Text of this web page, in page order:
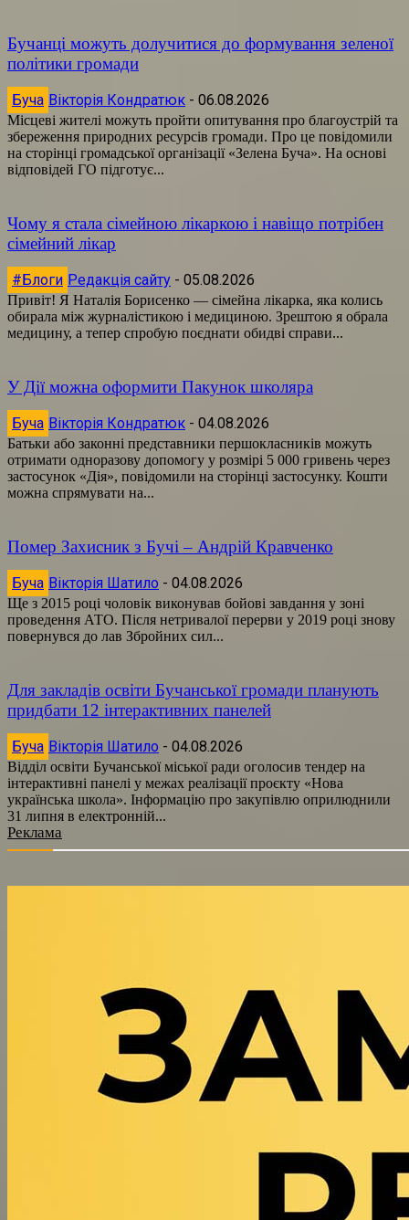
Бучанці можуть долучитися до формування зеленої
політики громади
Буча Вікторія Кондратюк - 06.08.2026
Місцеві жителі можуть пройти опитування про благоустрій та
збереження природних ресурсів громади. Про це повідомили
на сторінці громадської організації «Зелена Буча». На основі
відповідей ГО підготує...
Чому я стала сімейною лікаркою і навіщо потрібен
сімейний лікар
#Блоги Редакція сайту - 05.08.2026
Привіт! Я Наталія Борисенко — сімейна лікарка, яка колись
обирала між журналістикою і медициною. Зрештою я обрала
медицину, а тепер спробую поєднати обидві справи...
У Дії можна оформити Пакунок школяра
Буча Вікторія Кондратюк - 04.08.2026
Батьки або законні представники першокласників можуть
отримати одноразову допомогу у розмірі 5 000 гривень через
застосунок «Дія», повідомили на сторінці застосунку. Кошти
можна спрямувати на...
Помер Захисник з Бучі – Андрій Кравченко
Буча Вікторія Шатило - 04.08.2026
Ще з 2015 році чоловік виконував бойові завдання у зоні
проведення АТО. Після нетривалої перерви у 2019 році знову
повернувся до лав Збройних сил...
Для закладів освіти Бучанської громади планують
придбати 12 інтерактивних панелей
Буча Вікторія Шатило - 04.08.2026
Відділ освіти Бучанської міської ради оголосив тендер на
інтерактивні панелі у межах реалізації проєкту «Нова
українська школа». Інформацію про закупівлю оприлюднили
31 липня в електронній...
Реклама